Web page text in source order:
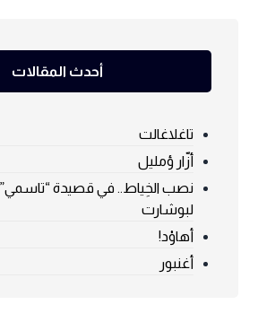
أحدث المقالات
تاغلاغالت
أزّار ؤمليل
نصب الخِياط.. في قصيدة
لبوشارت
أهاوْد!
أغنبور